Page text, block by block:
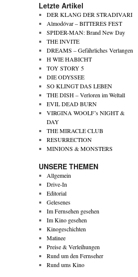
Letzte Artikel
DER KLANG DER STRADIVARI
Almodóvar – BITTERES FEST
SPIDER-MAN: Brand New Day
THE INVITE
DREAMS – Gefährliches Verlangen
H WIE HABICHT
TOY STORY 5
DIE ODYSSEE
SO KLINGT DAS LEBEN
THE DISH – Verloren im Weltall
EVIL DEAD BURN
VIRGINA WOOLF’s NIGHT &
DAY
THE MIRACLE CLUB
RESURRECTION
MINIONS & MONSTERS
UNSERE THEMEN
Allgemein
Drive-In
Editorial
Gelesenes
Im Fernsehen gesehen
Im Kino gesehen
Kinogeschichten
Matinee
Preise & Verleihungen
Rund um den Fernseher
Rund ums Kino